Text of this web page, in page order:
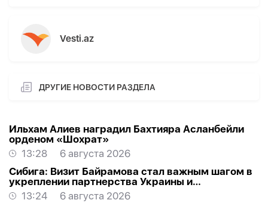
Vesti.az
ДРУГИЕ НОВОСТИ РАЗДЕЛА
Ильхам Алиев наградил Бахтияра Асланбейли
орденом «Шохрат»
13:28
6 августа 2026
Сибига: Визит Байрамова стал важным шагом в
укреплении партнерства Украины и
Азербайджана
13:24
6 августа 2026